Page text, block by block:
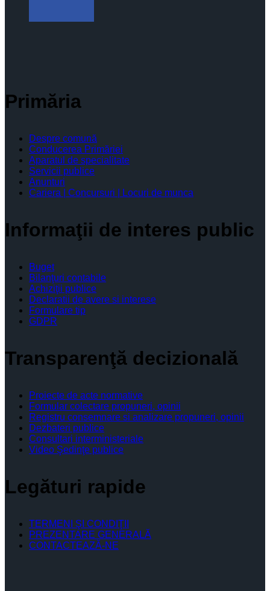
Primăria
Despre comună
Conducerea Primăriei
Aparatul de specialitate
Servicii publice
Anunturi
Cariera | Concursuri | Locuri de munca
Informaţii de interes public
Buget
Bilanţuri contabile
Achiziţii publice
Declaratii de avere si interese
Formulare tip
GDPR
Transparenţă decizională
Proiecte de acte normative
Formular colectare propuneri, opinii
Registru consemnare si analizare propuneri, opinii
Dezbateri publice
Consultari interministeriale
Video Şedinţe publice
Legături rapide
TERMENI ŞI CONDIŢII
PREZENTARE GENERALĂ
CONTACTEAZĂ-NE